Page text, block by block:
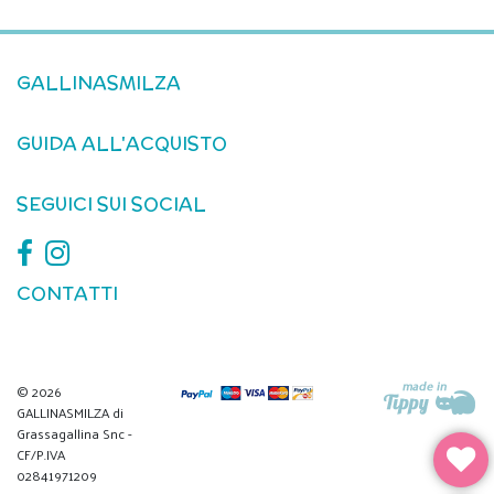
GALLINASMILZA
GUIDA ALL'ACQUISTO
SEGUICI SUI SOCIAL
CONTATTI
© 2026
GALLINASMILZA di
Grassagallina Snc -
CF/P.IVA
02841971209